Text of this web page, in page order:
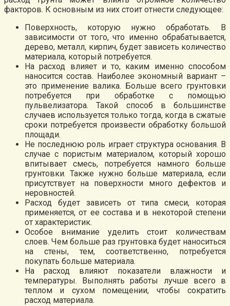
факторов. К основным из них стоит отнести следующее:
Поверхность, которую нужно обработать. В
зависимости от того, что именно обрабатывается,
дерево, металл, кирпич, будет зависеть количество
материала, который потребуется.
На расход влияет и то, каким именно способом
наносится состав. Наиболее экономный вариант –
это применение валика. Больше всего грунтовки
потребуется при обработке с помощью
пульвелизатора. Такой способ в большинстве
случаев используется только тогда, когда в сжатые
сроки потребуется произвести обработку большой
площади.
Не последнюю роль играет структура основания. В
случае с пористым материалом, который хорошо
впитывает смесь, потребуется намного больше
грунтовки. Также нужно больше материала, если
присутствует на поверхности много дефектов и
неровностей.
Расход будет зависеть от типа смеси, которая
применяется, от ее состава и в некоторой степени
от характеристик.
Особое внимание уделить стоит количествам
слоев. Чем больше раз грунтовка будет наноситься
на стены, тем, соответственно, потребуется
покупать больше материала.
На расход влияют показатели влажности и
температуры. Выполнять работы лучше всего в
теплом и сухом помещении, чтобы сократить
расход материала.